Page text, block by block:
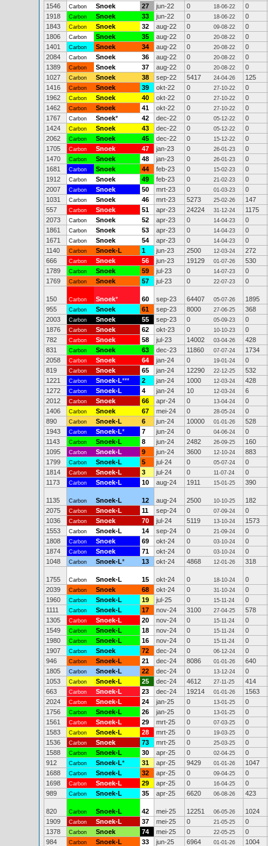
1546
Carbon Snoek 27 jun-22 0 18-06-22
0
1918
Carbon Snoek 33 jun-22 0 18-06-22
0
1843
Carbon Snoek 32 aug-22 0 09-08-22
0
1806
Carbon Snoek 35 aug-22 0 20-08-22
0
1401
Carbon Snoek 34 aug-22 0 20-08-22
0
2084
Carbon Snoek 36 aug-22 0 20-08-22
0
1389
Carbon Snoek 37 aug-22 0 20-08-22
0
1027
Carbon Snoek 38 sep-22 5417 24-04-26
125
1416
Carbon Snoek 39 okt-22 0 27-10-22
0
1962
Carbon Snoek 40 okt-22 0 27-10-22
0
1462
Carbon Snoek 41 okt-22 0 27-10-22
0
1767
Carbon Snoek* 42 dec-22 0 05-12-22
0
1424
Carbon Snoek 43 dec-22 0 05-12-22
0
2062
Carbon Snoek 45 dec-22 0 15-12-22
0
1705
Carbon Snoek 47 jan-23 0 26-01-23
0
1470
Carbon Snoek 48 jan-23 0 26-01-23
0
1681
Carbon Snoek 44 feb-23 0 15-02-23
0
1912
Carbon Snoek 49 feb-23 0 21-02-23
0
2007
Carbon Snoek 50 mrt-23 0 01-03-23
0
1031
Carbon Snoek 46 mrt-23 5273 25-02-26
147
557
Carbon Snoek 51 apr-23 24224 31-12-24
1175
2073
Carbon Snoek 52 apr-23 0 14-04-23
0
1861
Carbon Snoek 53 apr-23 0 14-04-23
0
1671
Carbon Snoek 54 apr-23 0 14-04-23
0
1140
Carbon Snoek-L 1 jun-23 2500 12-03-24
272
666
Carbon Snoek 56 jun-23 19129 01-07-26
530
1789
Carbon Snoek 59 jul-23 0 14-07-23
0
1769
Carbon Snoek 57 jul-23 0 22-07-23 0
150 Carbon Snoek* 60 sep-23 64407 05-07-26
1895
955
Carbon Snoek 61 sep-23 8000 27-06-25
368
2003
Carbon Snoek 55 sep-23 0 05-09-23
0
1876
Carbon Snoek 62 okt-23 0 10-10-23
0
782
Carbon Snoek 58 jul-23 14002 03-04-26
428
831
Carbon Snoek 63 dec-23 11860 07-07-24
1734
2058
Carbon Snoek 64 jan-24 0 19-01-24
0
819
Carbon Snoek 65 jan-24 12290 22-12-25
532
1221
Carbon Snoek-L*** 2 jan-24 1000 12-03-24
428
1272
Carbon Snoek-L 4 jan-24 10 12-03-24
6
2012
Carbon Snoek 66 apr-24 0 13-04-24
0
1406
Carbon Snoek 67 mei-24 0 28-05-24
0
890
Carbon Snoek-L 6 jun-24 10000 01-01-26
528
1943
Carbon Snoek-L* 7 jun-24 0 04-06-24
0
1143
Carbon Snoek-L 8 jun-24 2482 26-09-25
160
1095
Carbon Snoek-L 9 jun-24 3600 12-10-24
883
1799
Carbon Snoek-L 5 jul-24 0 05-07-24
0
1814
Carbon Snoek-L 3 jul-24 0 11-07-24
0
1173
Carbon Snoek-L 10 aug-24 1911 15-01-25 390
1135 Carbon Snoek-L 12 aug-24 2500 10-10-25
182
2075
Carbon Snoek-L 11 sep-24 0 07-09-24
0
1036
Carbon Snoek 70 jul-24 5119 13-10-24
1573
1553
Carbon Snoek-L 14 sep-24 0 21-09-24
0
1808
Carbon Snoek 69 okt-24 0 03-10-24
0
1874
Carbon Snoek 71 okt-24 0 03-10-24
0
1048
Carbon Snoek-L* 13 okt-24 4868 12-01-26 318
1755 Carbon Snoek-L 15 okt-24 0 18-10-24
0
2039
Carbon Snoek 68 okt-24 0 31-10-24
0
1960
Carbon Snoek-L 19 jul-25 0 15-11-24
0
1111
Carbon Snoek-L 17 nov-24 3100 27-04-25
578
1305
Carbon Snoek-L 20 nov-24 0 15-11-24
0
1549
Carbon Snoek-L 18 nov-24 0 15-11-24
0
1980
Carbon Snoek-L 16 nov-24 0 15-11-24
0
1907
Carbon Snoek 72 dec-24 0 06-12-24
0
946
Carbon Snoek-L 21 dec-24 8086 01-01-26
640
1805
Carbon Snoek-L 22 dec-24 0 13-12-24
0
1053
Carbon Snoek-L 25 dec-24 4612 27-11-25
414
663
Carbon Snoek-L 23 dec-24 19214 01-01-26
1563
2024
Carbon Snoek-L 24 jan-25 0 13-01-25
0
1756
Carbon Snoek-L 26 jan-25 0 13-01-25
0
1561
Carbon Snoek-L 29 mrt-25 0 07-03-25
0
1583
Carbon Snoek-L 28 mrt-25 0 19-03-25
0
1536
Carbon Snoek 73 mrt-25 0 25-03-25
0
1588
Carbon Snoek-L 30 apr-25 0 02-04-25
0
912
Carbon Snoek-L* 31 apr-25 9429 01-01-26
1047
1688
Carbon Snoek-L 32 apr-25 0 09-04-25
0
1698
Carbon Snoek-L 29 apr-25 0 16-04-25
0
989
Carbon Snoek-L 35 apr-25 6620 06-08-26 423
820 Carbon Snoek-L 42 mei-25 12251 06-05-26
1024
1909
Carbon Snoek-L 37 mei-25 0 21-05-25
0
1378
Carbon Snoek 74 mei-25 0 22-05-25
0
984
Carbon Snoek-L 33 jun-25 6964 01-01-26
1004